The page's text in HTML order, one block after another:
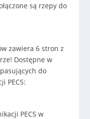
są rzepy do
zawiera 6 stron z
Dostępne w
do
PECS:
PECS w